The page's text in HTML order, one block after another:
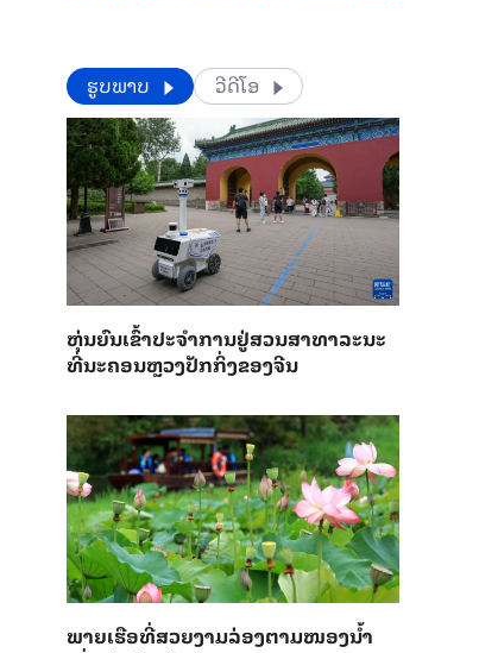
​​ຮູບພາບ ວີດີໂອ
​ຫຸ່ນ​ຍົນ​ເຂົ້າ​ປະ​ຈຳ​ການ​ຢູ່​ສວນ​ສາ​ທາ​ລະ​ນະ​
ທີ່​ນະ​ຄອນຫຼວງ​ປັກ​ກິ່ງ​ຂອງ​ຈີນ
ພາຍ​ເຮືອທີ່​ສວຍ​ງາມ​ລ່ອງ​ຕາມ​​ໜອງນ້ຳ​​